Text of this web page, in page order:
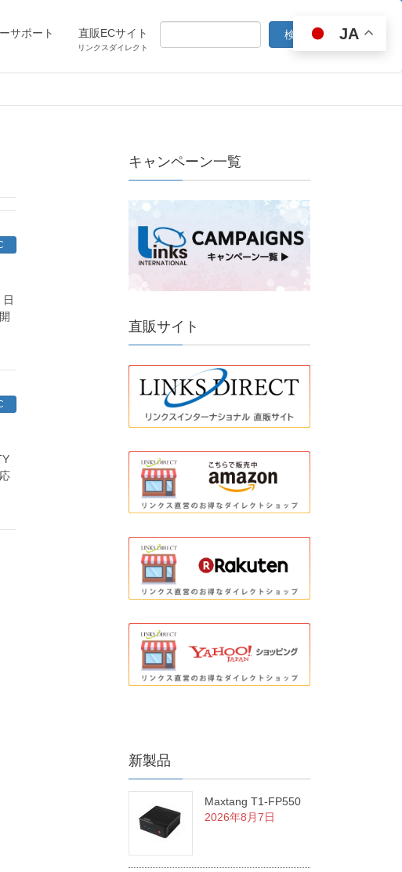
サポート 直販ECサイト
リンクスダイレクト
キャンペーン一覧
直販サイト
新製品
Maxtang T1-FP550
2026年8月7日
JA